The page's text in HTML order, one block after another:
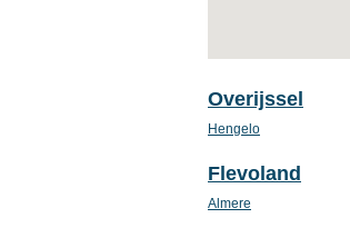
Overijssel
Hengelo
Flevoland
Almere